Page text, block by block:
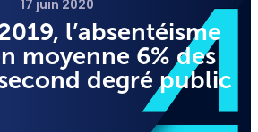
17 juin 2020
l’absentéisme
moyenne 6% des
degré public